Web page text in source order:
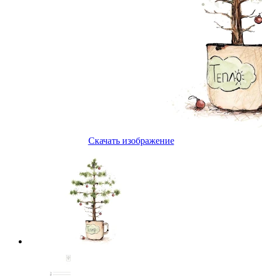
Скачать изображение